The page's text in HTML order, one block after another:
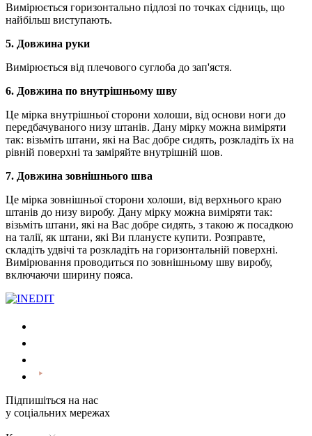
Вимірюється горизонтально підлозі по точках сідниць, що
найбільш виступають.
5. Довжина руки
Вимірюється від плечового суглоба до зап'ястя.
6. Довжина по внутрішньому шву
Це мірка внутрішньої сторони холоши, від основи ноги до
передбачуваного низу штанів. Дану мірку можна виміряти
так: візьміть штани, які на Вас добре сидять, розкладіть їх на
рівній поверхні та заміряйте внутрішній шов.
7. Довжина зовнішнього шва
Це мірка зовнішньої сторони холоши, від верхнього краю
штанів до низу виробу. Дану мірку можна виміряти так:
візьміть штани, які на Вас добре сидять, з такою ж посадкою
на талії, як штани, які Ви плануєте купити. Розправте,
складіть удвічі та розкладіть на горизонтальній поверхні.
Вимірювання проводиться по зовнішньому шву виробу,
включаючи ширину пояса.
Підпишіться на нас
у соціальних мережах